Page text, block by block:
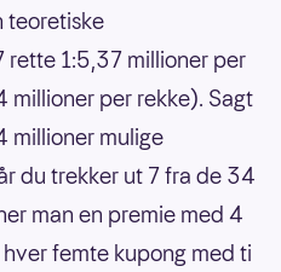
teoretiske
rette 1:5,37 millioner per
millioner per rekke). Sagt
millioner mulige
du trekker ut 7 fra de 34
man en premie med 4
femte kupong med ti